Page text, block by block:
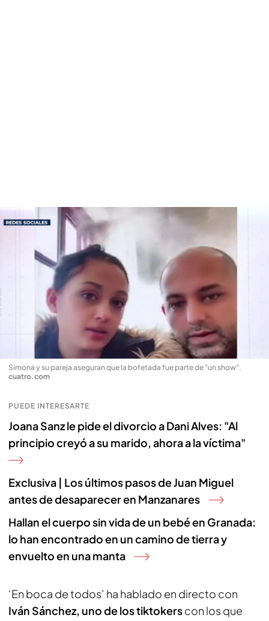
Simona y su pareja aseguran que la bofetada fue parte de "un show".
cuatro.com
PUEDE INTERESARTE
Joana Sanz le pide el divorcio a Dani Alves: "Al
principio creyó a su marido, ahora a la víctima"
Exclusiva | Los últimos pasos de Juan Miguel
antes de desaparecer en Manzanares
Hallan el cuerpo sin vida de un bebé en Granada:
lo han encontrado en un camino de tierra y
envuelto en una manta
‘En boca de todos’ ha hablado en directo con
Iván Sánchez, uno de los tiktokerscon los que